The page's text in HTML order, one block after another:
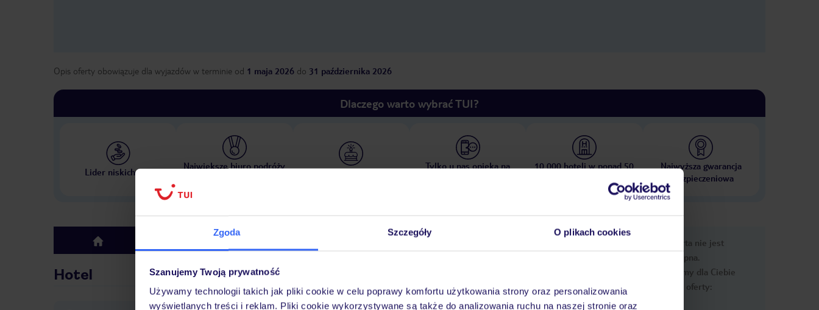
Zgoda Szczegóły O plikach cookies
Szanujemy Twoją prywatność
Używamy technologii takich jak pliki cookie w celu poprawy komfortu użytkowania strony oraz personalizowania
wyświetlanych treści i reklam. Pliki cookie wykorzystywane są także do analizowania ruchu na naszej stronie oraz
Opis oferty obowiązuje dla wyjazdów w terminie od 1 maja 2026 do 31 października 2026
Dlaczego warto wybrać TUI?
Lider niskich cen
Największe biuro podróży
30 lat w Polsce
Tylko u nas opieka na
10 000 hoteli w ponad 50
Najwyższa gwarancja
ubezpieczeniowa
top
Hotel
Ups, ta oferta nie jest
dostępna.
Przygotowaliśmy dla Ciebie
podobne oferty: